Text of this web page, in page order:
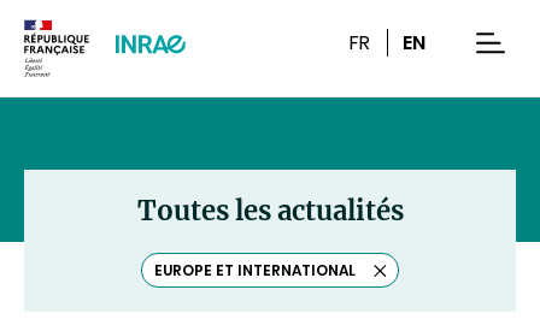
FR EN
Toutes les actualités
EUROPE ET INTERNATIONAL
Effacer